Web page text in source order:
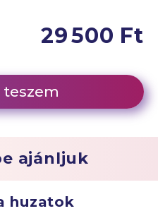
29 500 Ft
teszem
ajánljuk
huzatok